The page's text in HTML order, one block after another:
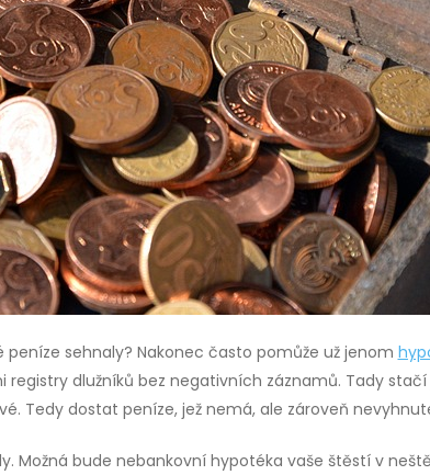
sehnaly? Nakonec často pomůže už jenom
registry dlužníků bez negativních záznamů. Tady
Tedy dostat peníze, jež nemá, ale zároveň
Možná bude nebankovní hypotéka vaše štěstí v